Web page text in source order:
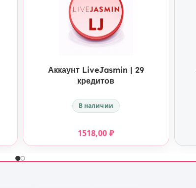
КУПИТЬ
Аккаунт LiveJasmin | 29
кредитов
В наличии
1518,00 ₽